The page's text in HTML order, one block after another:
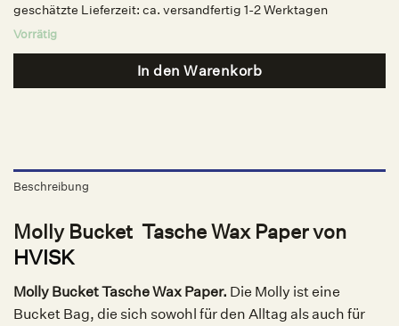
geschätzte Lieferzeit: ca. versandfertig 1-2 Werktagen
Vorrätig
In den Warenkorb
Beschreibung
Molly Bucket Tasche Wax Paper von
HVISK
Molly Bucket Tasche Wax Paper. Die Molly ist eine
Bucket Bag, die sich sowohl für den Alltag als auch für